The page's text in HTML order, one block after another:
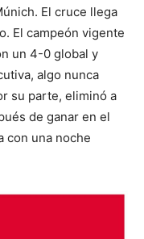
El cruce llega
El campeón vigente
un 4-0 global y
algo nunca
su parte, eliminó a
de ganar en el
con una noche